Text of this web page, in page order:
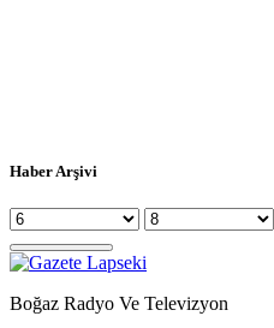
Haber Arşivi
Boğaz Radyo Ve Televizyon